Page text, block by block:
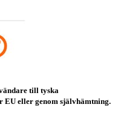
till tyska
EU eller genom självhämtning.